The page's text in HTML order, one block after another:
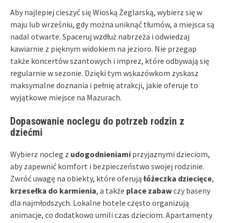
Aby najlepiej cieszyć się Wioską Żeglarską, wybierz się w
maju lub wrześniu, gdy można uniknąć tłumów, a miejsca są
nadal otwarte. Spaceruj wzdłuż nabrzeża i odwiedzaj
kawiarnie z pięknym widokiem na jezioro. Nie przegap
także koncertów szantowych i imprez, które odbywają się
regularnie w sezonie. Dzięki tym wskazówkom zyskasz
maksymalne doznania i pełnię atrakcji, jakie oferuje to
wyjątkowe miejsce na Mazurach.
Dopasowanie noclegu do potrzeb rodzin z
dziećmi
Wybierz nocleg z udogodnieniami przyjaznymi dzieciom,
aby zapewnić komfort i bezpieczeństwo swojej rodzinie.
Zwróć uwagę na obiekty, które oferują łóżeczka dziecięce,
krzesełka do karmienia, a także place zabawczy baseny
dla najmłodszych. Lokalne hotele często organizują
animacje, co dodatkowo umili czas dzieciom. Apartamenty